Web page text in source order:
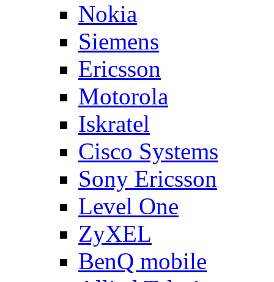
Nokia
Siemens
Ericsson
Motorola
Iskratel
Cisco Systems
Sony Ericsson
Level One
ZyXEL
BenQ mobile